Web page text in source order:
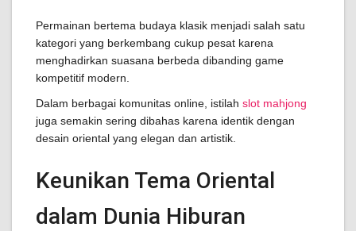
Permainan bertema budaya klasik menjadi salah satu
kategori yang berkembang cukup pesat karena
menghadirkan suasana berbeda dibanding game
kompetitif modern.
Dalam berbagai komunitas online, istilah slot mahjong
juga semakin sering dibahas karena identik dengan
desain oriental yang elegan dan artistik.
Keunikan Tema Oriental
dalam Dunia Hiburan